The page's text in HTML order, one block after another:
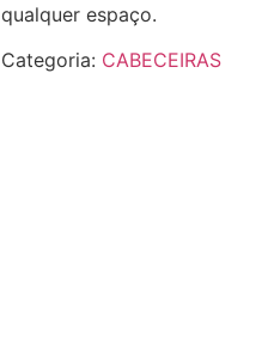
qualquer espaço.
Categoria: CABECEIRAS